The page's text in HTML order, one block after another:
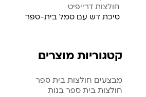
חולצות דרייפיט
סיכת דש עם סמל בית-ספר
קטגוריות מוצרים
מבצעים חולצות בית ספר
חולצות בית ספר בנות